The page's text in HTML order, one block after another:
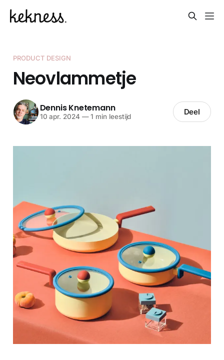
PRODUCT DESIGN
Neovlammetje
Dennis Knetemann
10 apr. 2024 —1 min leestijd Deel